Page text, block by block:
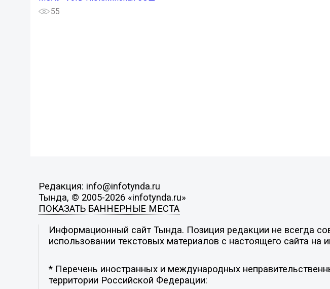
55
Редакция: info@infotynda.ru
Тында, © 2005-2026 «infotynda.ru»
ПОКАЗАТЬ БАННЕРНЫЕ МЕСТА
Информационный сайт Тында. Позиция редакции не всегда
использовании текстовых материалов с настоящего сайта на
* Перечень иностранных и международных
территории Российской Федерации: